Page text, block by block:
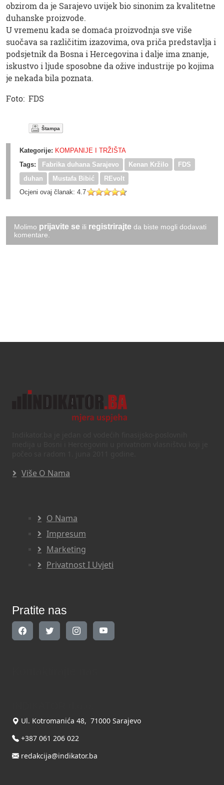
obzirom da je Sarajevo uvijek bio sinonim za kvalitetne
duhanske proizvode.
U vremenu kada se domaća proizvodnja sve više
suočava sa različitim izazovima, ova priča predstavlja i
podsjetnik da Bosna i Hercegovina i dalje ima znanje,
iskustvo i ljude sposobne da ožive industrije po kojima
je nekada bila poznata.
Foto: FDS
Štampa
Kategorije: KOMPANIJE I TRŽIŠTA
Tags:
Fabrika duhana Sarajevo Kenan Kržilo
FDS
duhan
Mustafa Bibić
REvolt
Ocjeni ovaj članak: 4.7
Molimo prijavite se ili registrirajte da biste mogli dodavati
komentare.
Više O Nama
O Nama
Impresum
Marketing
Privatnost I Uvjeti
Pratite nas
Ul. Kotromanića 48, 71000 Sarajevo
+387 061 206 022
redakcija@indikator.ba